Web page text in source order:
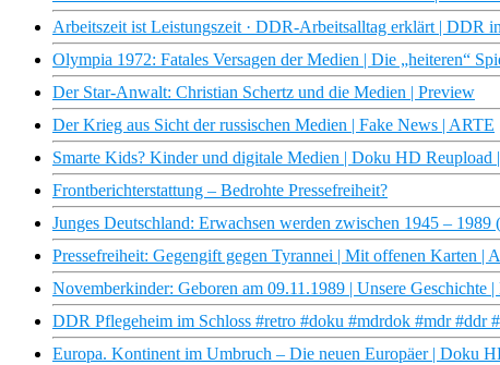
Arbeitszeit ist Leistungszeit · DDR-Arbeitsalltag erklärt | DDR
Olympia 1972: Fatales Versagen der Medien | Die „heiteren“
Der Star-Anwalt: Christian Schertz und die Medien | Preview
Der Krieg aus Sicht der russischen Medien | Fake News | ARTE
Smarte Kids? Kinder und digitale Medien | Doku HD Reupload
Frontberichterstattung – Bedrohte Pressefreiheit?
Junges Deutschland: Erwachsen werden zwischen 1945 –
Pressefreiheit: Gegengift gegen Tyrannei | Mit offenen Karten |
Novemberkinder: Geboren am 09.11.1989 | Unsere Geschichte
DDR Pflegeheim im Schloss #retro #doku #mdrdok #mdr #ddr
Europa. Kontinent im Umbruch – Die neuen Europäer | Doku